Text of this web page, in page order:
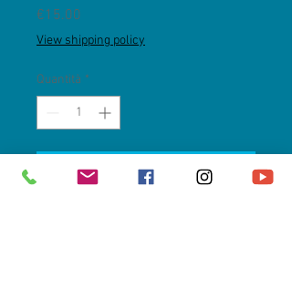
€15.00
View shipping policy
Quantità *
Aggiungi al carrello